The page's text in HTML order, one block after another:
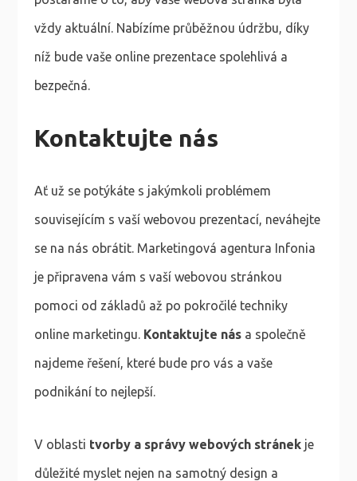
vždy aktuální. Nabízíme průběžnou údržbu, díky
níž bude vaše online prezentace spolehlivá a
bezpečná.
Kontaktujte nás
Ať už se potýkáte s jakýmkoli problémem
souvisejícím s vaší webovou prezentací, neváhejte
se na nás obrátit. Marketingová agentura Infonia
je připravena vám s vaší webovou stránkou
pomoci od základů až po pokročilé techniky
online marketingu. Kontaktujte nása společně
najdeme řešení, které bude pro vás a vaše
podnikání to nejlepší.
V oblasti tvorby a správy webových stránekje
důležité myslet nejen na samotný design a